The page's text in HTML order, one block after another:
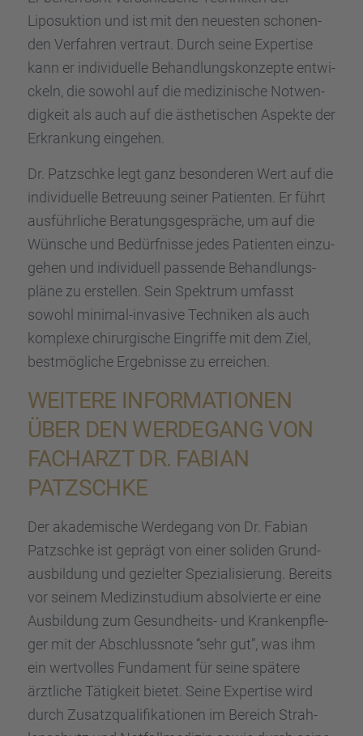
Liposuk­tion und ist mit den neues­ten schonen­
den Verfah­ren vertraut. Durch seine Exper­tise
kann er indivi­du­elle Behand­lungs­kon­zepte entwi­
ckeln, die sowohl auf die medizi­ni­sche Notwen­
dig­keit als auch auf die ästhe­ti­schen Aspekte der
Erkran­kung einge­hen.
Dr. Patzschke legt ganz beson­de­ren Wert auf die
indivi­du­elle Betreu­ung seiner Patien­ten. Er führt
ausführ­li­che Beratungs­ge­sprä­che, um auf die
Wünsche und Bedürf­nisse jedes Patien­ten einzu­
ge­hen und indivi­du­ell passende Behand­lungs­
pläne zu erstel­len. Sein Spektrum umfasst
sowohl minimal-invasive Techni­ken als auch
komplexe chirur­gi­sche Eingriffe mit dem Ziel,
bestmög­li­che Ergeb­nisse zu errei­chen.
WEITERE INFOR­MA­TIO­NEN
ÜBER DEN WERDE­GANG VON
FACHARZT DR. FABIAN
PATZSCHKE
Der akade­mi­sche Werde­gang von Dr. Fabian
Patzschke ist geprägt von einer soliden Grund­
aus­bil­dung und geziel­ter Spezia­li­sie­rung. Bereits
vor seinem Medizin­stu­dium absol­vierte er eine
Ausbil­dung zum Gesund­heits- und Kranken­pfle­
ger mit der Abschluss­note “sehr gut”, was ihm
ein wertvol­les Funda­ment für seine spätere
ärztli­che Tätig­keit bietet. Seine Exper­tise wird
durch Zusatz­qua­li­fi­ka­tio­nen im Bereich Strah­